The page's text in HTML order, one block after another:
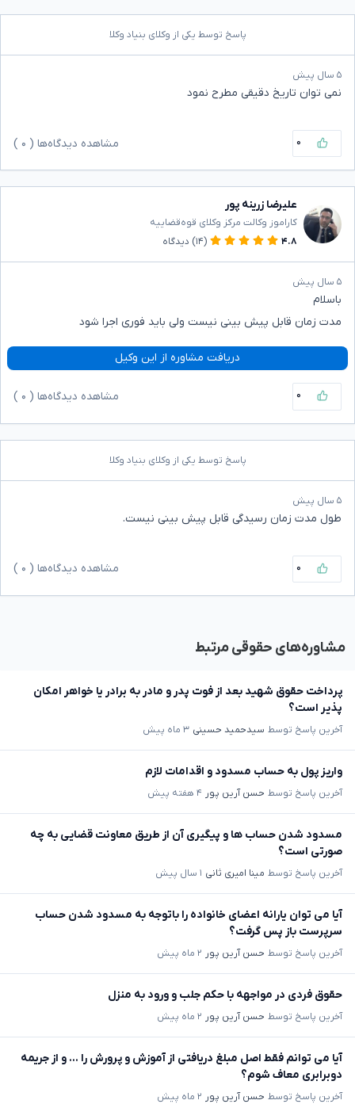
پاسخ توسط یکی از وکلای بنیاد وکلا
۵ سال پیش
نمی توان‌ تاریخ دقیقی مطرح نمود
۰ مشاهده دیدگاه‌ها ( ۰
علیرضا زرینه پور
کاراموز وکالت مرکز وکلای قوه‌قضاییه
۴.۸
(۱۴) دیدگاه
۵ سال پیش
باسلام
مدت زمان قابل پیش بینی نیست ولی باید فوری اجرا شود
دریافت مشاوره از این وکیل
۰ مشاهده دیدگاه‌ها ( ۰
پاسخ توسط یکی از وکلای بنیاد وکلا
۵ سال پیش
طول مدت زمان رسیدگی قابل پیش بینی نیست.
۰ مشاهده دیدگاه‌ها ( ۰
مشاوره‌های حقوقی مرتبط
پرداخت حقوق شهید بعد از فوت پدر و مادر به برادر یا خواهر امکان
پذیر است؟
آخرین پاسخ توسط سیدحمید حسینی ۳ ماه پیش
واریز پول به حساب مسدود و اقدامات لازم
آخرین پاسخ توسط حسن آرین پور ۴ هفته پیش
مسدود شدن حساب ها و پیگیری آن از طریق معاونت قضایی به چه
صورتی است؟
آخرین پاسخ توسط مینا امیری ثانی ۱ سال پیش
آیا می توان یارانه اعضای خانواده را باتوجه به مسدود شدن حساب
سرپرست باز پس گرفت؟
آخرین پاسخ توسط حسن آرین پور ۲ ماه پیش
حقوق فردی در مواجهه با حکم جلب و ورود به منزل
آخرین پاسخ توسط حسن آرین پور ۲ ماه پیش
آیا می توانم فقط اصل مبلغ دریافتی از آموزش و پرورش را ... و از جریمه
دوبرابری معاف شوم؟
آخرین پاسخ توسط حسن آرین پور ۲ ماه پیش